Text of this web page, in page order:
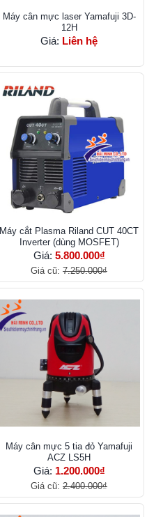
Máy cân mực laser Yamafuji 3D-
12H
Giá: Liên hệ
Máy cắt Plasma Riland CUT 40CT
Inverter (dùng MOSFET)
Giá: 5.800.000₫
Giá cũ: 7.250.000₫
Máy cân mực 5 tia đỏ Yamafuji
ACZ LS5H
Giá: 1.200.000₫
Giá cũ: 2.400.000₫